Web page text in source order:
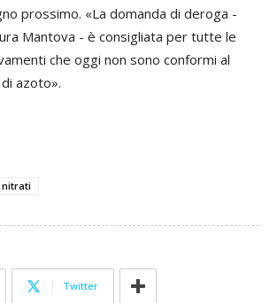
prossimo. «La domanda di deroga -
Mantova - è consigliata per tutte le
che oggi non sono conformi al
azoto».
nitrati
Twitter